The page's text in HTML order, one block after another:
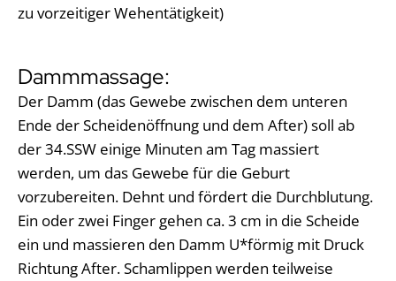
zu vorzeitiger Wehentätigkeit)
Dammmassage:
Der Damm (das Gewebe zwischen dem unteren
Ende der Scheidenöffnung und dem After) soll ab
der 34.SSW einige Minuten am Tag massiert
werden, um das Gewebe für die Geburt
vorzubereiten. Dehnt und fördert die Durchblutung.
Ein oder zwei Finger gehen ca. 3 cm in die Scheide
ein und massieren den Damm U*förmig mit Druck
Richtung After. Schamlippen werden teilweise